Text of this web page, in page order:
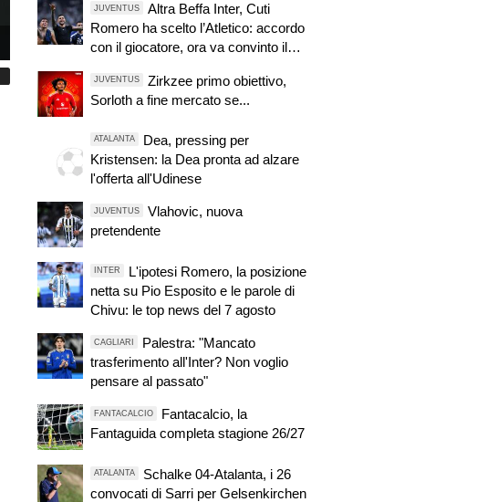
JUVENTUS
Altra Beffa Inter, Cuti
Romero ha scelto l’Atletico: accordo
con il giocatore, ora va convinto il
JUVENTUS
Zirkzee primo obiettivo,
Sorloth a fine mercato se...
ATALANTA
Dea, pressing per
Kristensen: la Dea pronta ad alzare
l'offerta all'Udinese
JUVENTUS
Vlahovic, nuova
pretendente
INTER
L'ipotesi Romero, la posizione
netta su Pio Esposito e le parole di
Chivu: le top news del 7 agosto
CAGLIARI
Palestra: "Mancato
trasferimento all'Inter? Non voglio
pensare al passato"
FANTACALCIO
Fantacalcio, la
Fantaguida completa stagione 26/27
ATALANTA
Schalke 04-Atalanta, i 26
convocati di Sarri per Gelsenkirchen